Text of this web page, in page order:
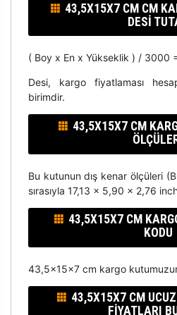
43,5X15X7 CM CM
DESI
( Boy x En x Yükseklik ) / 3000
Desi, kargo fiyatlaması
birimdir.
43,5X15X7 CM
Bu kutunun dış kenar ölçüleri
sırasıyla 17,13 x 5,90 x 2,76
43,5X15X7 CM
KODU
43,5x15x7 cm kargo
43,5X15X7 CM
FIYATLARI